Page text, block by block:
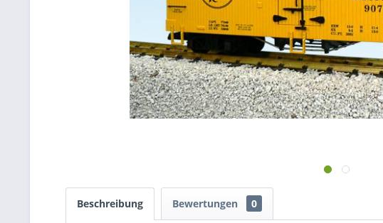
Beschreibung Bewertungen 0